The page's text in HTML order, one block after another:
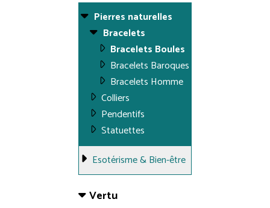
Pierres naturelles
Bracelets
Bracelets Boules
Bracelets Baroques
Bracelets Homme
Colliers
Pendentifs
Statuettes
Esotérisme & Bien-être
Vertu